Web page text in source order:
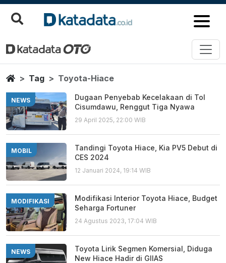
Toyota Hiace
Berita Terbaru
HomeTag Toyota-Hiace
NEWS
Dugaan Penyebab Kecelakaan di Tol
Cisumdawu, Renggut Tiga Nyawa
29 April 2025, 22:00 WIB
MOBIL
Tandingi Toyota Hiace, Kia PV5 Debut di
CES 2024
12 Januari 2024, 19:14 WIB
MODIFIKASI
Modifikasi Interior Toyota Hiace, Budget
Seharga Fortuner
24 Agustus 2023, 17:04 WIB
NEWS
Toyota Lirik Segmen Komersial, Diduga
New Hiace Hadir di GIIAS